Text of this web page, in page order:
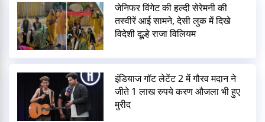
जेनिफर विंगेट की हल्दी सेरेमनी की
तस्वीरें आई सामने, देसी लुक में दिखे
विदेशी दूल्हे राजा विलियम
इंडियाज गॉट लेटेंट 2 में गौरव मदान ने
जीते 1 लाख रुपये करण औजला भी हुए
मुरीद